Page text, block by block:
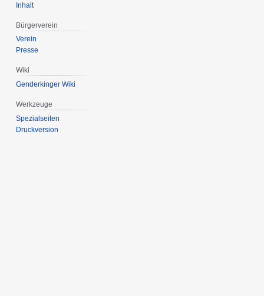
Inhalt
Bürgerverein
Verein
Presse
Wiki
Genderkinger Wiki
Werkzeuge
Spezialseiten
Druckversion